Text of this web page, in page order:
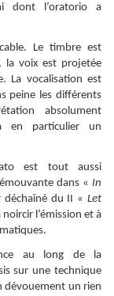
dont l’oratorio a
Le timbre est
la voix est projetée
La vocalisation est
peine les différents
absolument
en particulier un
est tout aussi
dans « In
déchaîné du II «Let
l’émission et à
au long de la
sur une technique
dévouement un rien